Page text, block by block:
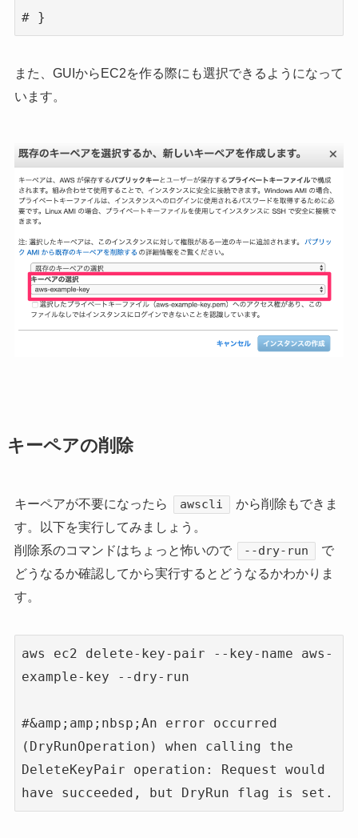
# }
また、GUIからEC2を作る際にも選択できるようになって
います。
キーペアの削除
キーペアが不要になったら awscli
から削除もできま
す。以下を実行してみましょう。
削除系のコマンドはちょっと怖いので
--dry-run
で
どうなるか確認してから実行するとどうなるかわかりま
す。
aws ec2 delete-key-pair --key-name aws-
example-key --dry-run
#&amp;amp;nbsp;An error occurred
(DryRunOperation) when calling the
DeleteKeyPair operation: Request would
have succeeded, but DryRun flag is set.